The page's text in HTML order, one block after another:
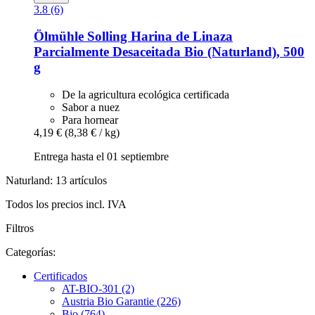
3.8 (6)
Ölmühle Solling Harina de Linaza
Parcialmente Desaceitada Bio (Naturland), 500
g
De la agricultura ecológica certificada
Sabor a nuez
Para hornear
4,19 € (8,38 € / kg)
Entrega hasta el 01 septiembre
Naturland: 13 artículos
Todos los precios incl. IVA
Filtros
Categorías:
Certificados
AT-BIO-301 (2)
Austria Bio Garantie (226)